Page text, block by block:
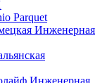
Parquet
Инженерная
Инженерная